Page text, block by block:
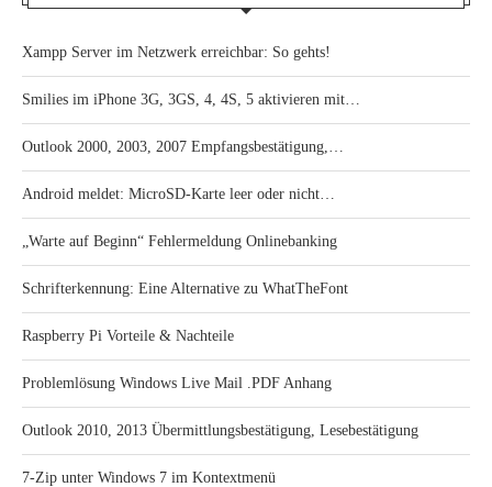
Xampp Server im Netzwerk erreichbar: So gehts!
Smilies im iPhone 3G, 3GS, 4, 4S, 5 aktivieren mit…
Outlook 2000, 2003, 2007 Empfangsbestätigung,…
Android meldet: MicroSD-Karte leer oder nicht…
„Warte auf Beginn“ Fehlermeldung Onlinebanking
Schrifterkennung: Eine Alternative zu WhatTheFont
Raspberry Pi Vorteile & Nachteile
Problemlösung Windows Live Mail .PDF Anhang
Outlook 2010, 2013 Übermittlungsbestätigung, Lesebestätigung
7-Zip unter Windows 7 im Kontextmenü